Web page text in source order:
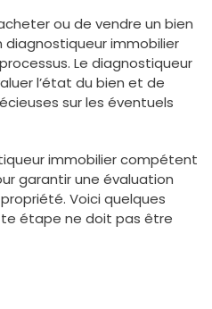
ou de vendre un bien
diagnostiqueur immobilier
Le diagnostiqueur
l’état du bien et de
sur les éventuels
immobilier compétent
garantir une évaluation
Voici quelques
étape ne doit pas être